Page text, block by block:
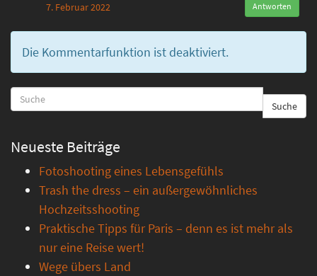
7. Februar 2022 Antworten
Die Kommentarfunktion ist deaktiviert.
Suche
Neueste Beiträge
Fotoshooting eines Lebensgefühls
Trash the dress – ein außergewöhnliches
Hochzeitsshooting
Praktische Tipps für Paris – denn es ist mehr als
nur eine Reise wert!
Wege übers Land